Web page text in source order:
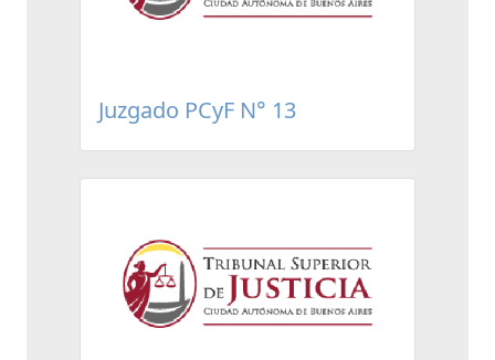
Juzgado PCyF N° 13